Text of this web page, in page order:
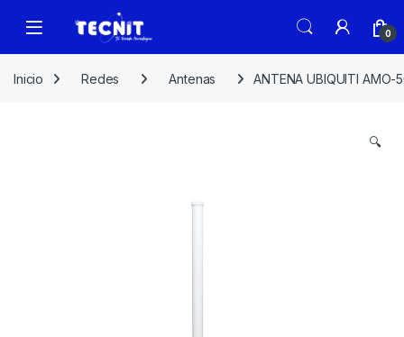
0
Inicio Redes Antenas ANTENA UBIQUITI AMO-
🔍